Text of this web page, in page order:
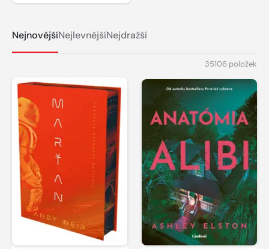
NejnovějšíNejlevnějšíNejdražší
35106 položek